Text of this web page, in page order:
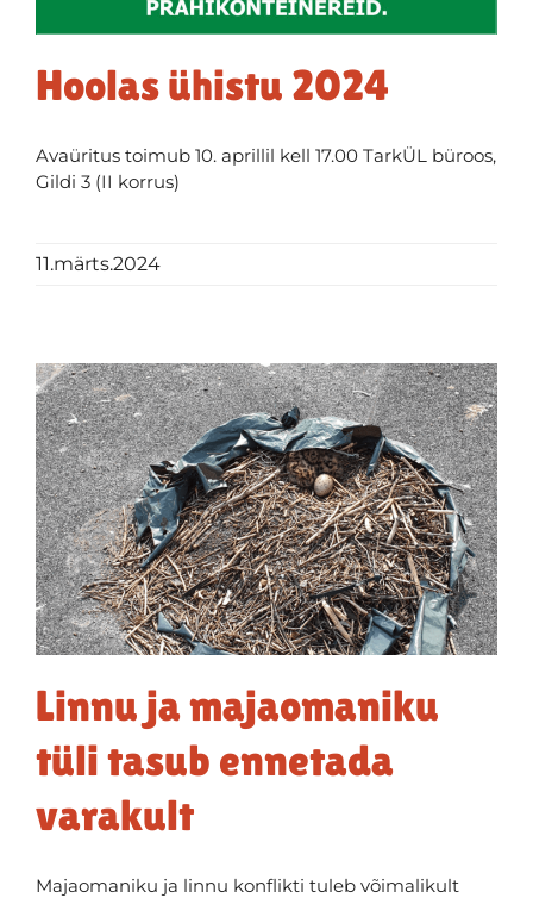
Hoolas ühistu 2024
Avaüritus toimub 10. aprillil kell 17.00 TarkÜL büroos,
Gildi 3 (II korrus)
11.märts.2024
Linnu ja majaomaniku
tüli tasub ennetada
varakult
Majaomaniku ja linnu konflikti tuleb võimalikult